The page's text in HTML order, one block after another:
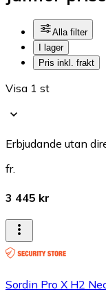
Alla filter
I lager
Pris inkl. frakt
Visa 1 st
Erbjudande utan
fr.
3 445 kr
Sordin Pro X H2